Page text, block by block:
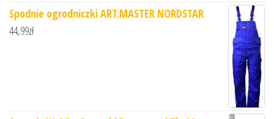
Spodnie ogrodniczki ART.MASTER NORDSTAR
44,99zł